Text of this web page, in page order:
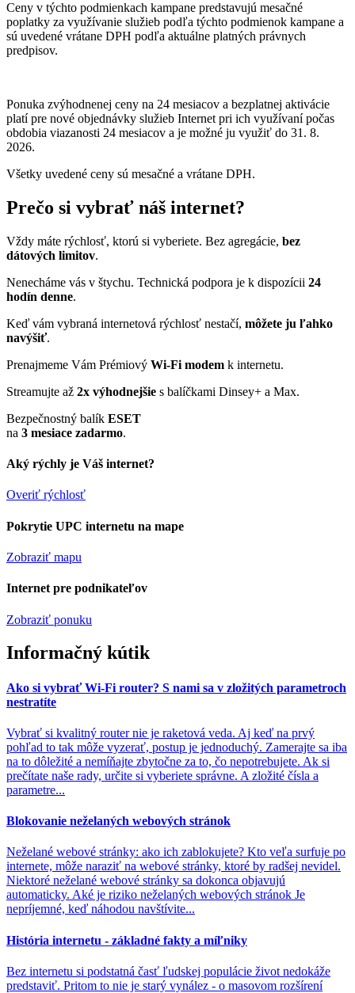
Ceny v týchto podmienkach kampane predstavujú mesačné
poplatky za využívanie služieb podľa týchto podmienok kampane a
sú uvedené vrátane DPH podľa aktuálne platných právnych
predpisov.
Ponuka zvýhodnenej ceny na 24 mesiacov a bezplatnej aktivácie
platípre nové objednávky služieb Internet pri ich využívaní počas
obdobia viazanosti 24 mesiacov a je možné ju využiť do 31. 8.
2026.
Všetky uvedené ceny sú mesačné a vrátane DPH.
Prečo si vybrať náš internet?
Vždy máte rýchlosť, ktorú si vyberiete. Bez agregácie, bez
dátových limitov.
Nenecháme vás v štychu. Technická podpora je k dispozícii 24
hodín denne.
Keď vám vybraná internetová rýchlosť nestačí, môžete ju ľahko
navýšiť.
Prenajmeme Vám Prémiový Wi-Fi modem k internetu.
Streamujte až 2x výhodnejšie s balíčkami Dinsey+ a Max.
Bezpečnostný balík ESET
na 3 mesiace zadarmo.
Aký rýchly je Váš internet?
Overiť rýchlosť
Pokrytie UPC internetu na mape
Zobraziť mapu
Internet pre podnikateľov
Zobraziť ponuku
Informačný kútik
Ako si vybrať Wi-Fi router? S nami sa v zložitých parametroch
nestratíte
Vybrať si kvalitný router nie je raketová veda. Aj keď na prvý
pohľad to tak môže vyzerať, postup je jednoduchý. Zamerajte sa iba
na to dôležité a nemíňajte zbytočne za to, čo nepotrebujete. Ak si
prečítate naše rady, určite si vyberiete správne. A zložité čísla a
parametre...
Blokovanie neželaných webových stránok
Neželané webové stránky: ako ich zablokujete? Kto veľa surfuje po
internete, môže naraziť na webové stránky, ktoré by radšej nevidel.
Niektoré neželané webové stránky sa dokonca objavujú
automaticky. Aké je riziko neželaných webových stránok Je
nepríjemné, keď náhodou navštívite...
História internetu - základné fakty a míľniky
Bez internetu si podstatná časť ľudskej populácie život nedokáže
predstaviť. Pritom to nie je starý vynález - o masovom rozšírení